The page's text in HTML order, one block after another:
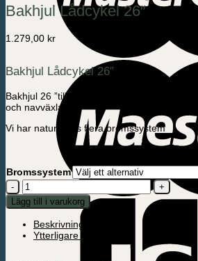
Bakhjul Lådcykel 26″
1.279,00 kr
Bakhjul Lådcykel 26″
Bakhjul 26 ”till vår Lådcykel utan el säljs
och navväxlar.
Vi har naturligtvis flera bromssystem
Bromssystem
Bakhjul
Lådcykel
26"
Lägg till i varukorg
Beskrivning
Ytterligare information